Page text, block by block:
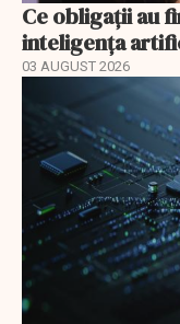
Ce obligații au
inteligența
03 AUGUST 2026